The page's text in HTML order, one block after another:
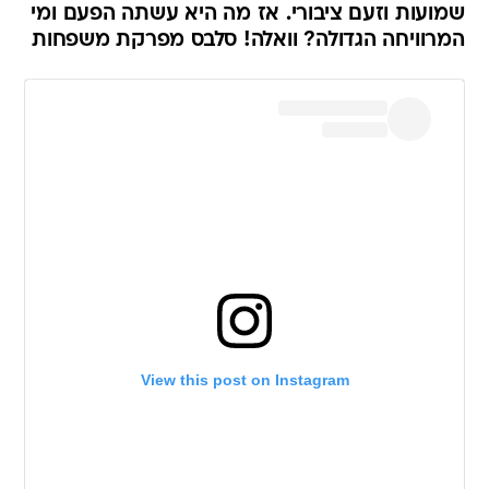
שמועות וזעם ציבורי. אז מה היא עשתה הפעם ומי
המרוויחה הגדולה? וואלה! סלבס מפרקת משפחות
View this post on Instagram